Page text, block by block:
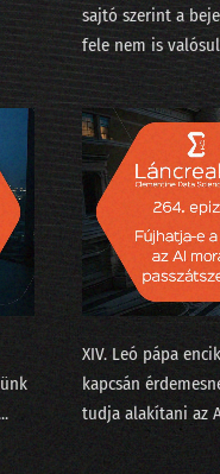
233 -
232 -
231 -
230 -
229 - A
228 -
227 -
226 - Az
225 -
224 -
sajtó szerint a
fele nem is
XIV. Leó pápa
kapcsán
tudja alakítani az